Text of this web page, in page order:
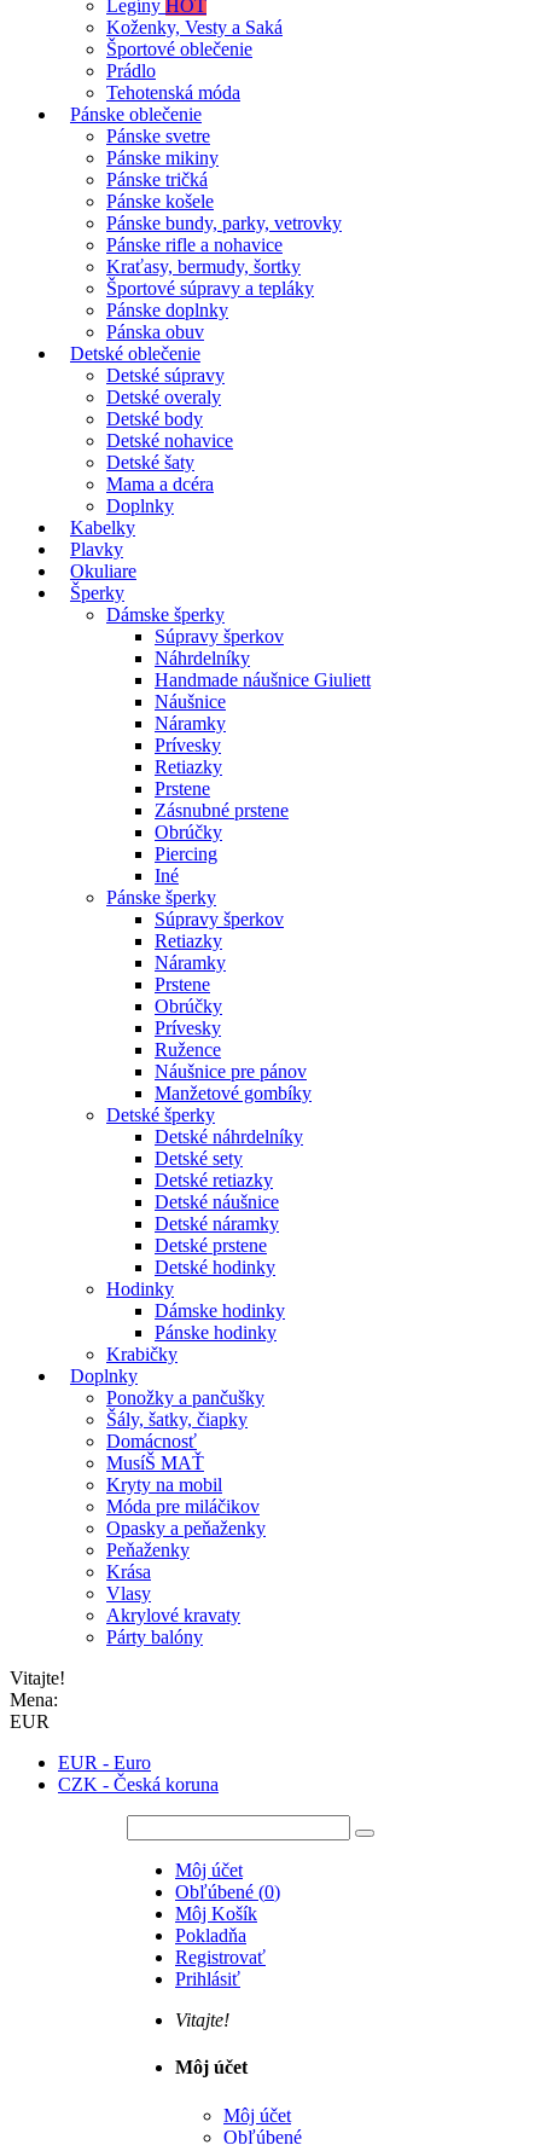
Legíny HOT
Koženky, Vesty a Saká
Športové oblečenie
Prádlo
Tehotenská móda
Pánske oblečenie
Pánske svetre
Pánske mikiny
Pánske tričká
Pánske košele
Pánske bundy, parky, vetrovky
Pánske rifle a nohavice
Kraťasy, bermudy, šortky
Športové súpravy a tepláky
Pánske doplnky
Pánska obuv
Detské oblečenie
Detské súpravy
Detské overaly
Detské body
Detské nohavice
Detské šaty
Mama a dcéra
Doplnky
Kabelky
Plavky
Okuliare
Šperky
Dámske šperky
Súpravy šperkov
Náhrdelníky
Handmade náušnice Giuliett
Náušnice
Náramky
Prívesky
Retiazky
Prstene
Zásnubné prstene
Obrúčky
Piercing
Iné
Pánske šperky
Súpravy šperkov
Retiazky
Náramky
Prstene
Obrúčky
Prívesky
Ružence
Náušnice pre pánov
Manžetové gombíky
Detské šperky
Detské náhrdelníky
Detské sety
Detské retiazky
Detské náušnice
Detské náramky
Detské prstene
Detské hodinky
Hodinky
Dámske hodinky
Pánske hodinky
Krabičky
Doplnky
Ponožky a pančušky
Šály, šatky, čiapky
Domácnosť
MusíŠ MAŤ
Kryty na mobil
Móda pre miláčikov
Opasky a peňaženky
Peňaženky
Krása
Vlasy
Akrylové kravaty
Párty balóny
Vitajte!
Mena:
EUR
EUR - Euro
CZK - Česká koruna
Môj účet
Obľúbené (0)
Môj Košík
Pokladňa
Registrovať
Prihlásiť
Vitajte!
Môj účet
Môj účet
Obľúbené